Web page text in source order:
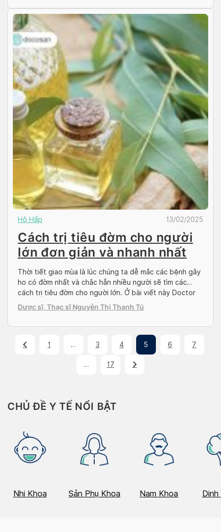
Hô Hấp 13/02/2025
Cách trị tiêu đờm cho người
lớn đơn giản và nhanh nhất
Thời tiết giao mùa là lúc chúng ta dễ mắc các bệnh gây
ho có đờm nhất và chắc hẳn nhiều người sẽ tìm các
cách trị tiêu đờm cho người lớn. Ở bài viết này Doctor
có sẵn sẽ hướng dẫn các bạn một số cách trị ho có
đờm vừa dễ thực hiện […]
Dược sĩ, Thạc sĩ Nguyễn Thị Thanh Tú
1 … 3 4 5 6 7
… 17
CHỦ ĐỀ Y TẾ NỔI BẬT
Nhi Khoa Sản Phụ Khoa Nam Khoa Dinh